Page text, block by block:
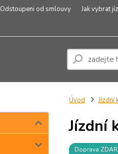
Odstoupeni od smlouvy Jak vybrat
Úvod Jízdní
Jízdní
Doprava